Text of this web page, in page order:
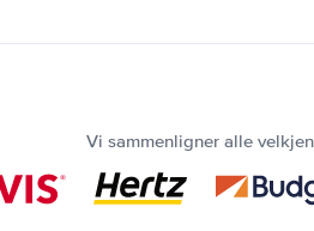
Vi sammenligner alle